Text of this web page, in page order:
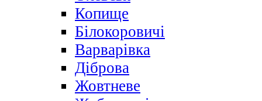
Копище
Білокоровичі
Варварівка
Діброва
Жовтневе